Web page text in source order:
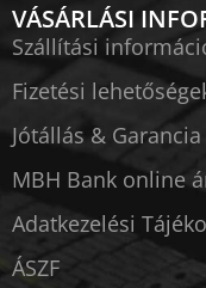
VÁSÁRLÁSI
Szállítási
Fizetési
Jótállás & Garancia
MBH Bank online
Adatkezelési
ÁSZF